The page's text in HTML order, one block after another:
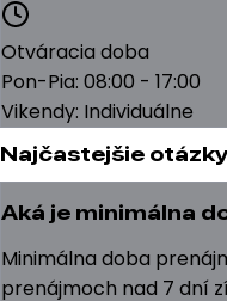
Otváracia doba
Pon-Pia: 08:00 - 17:00
Vikendy: Individuálne
Najčastejšie
Aká je minimálna
Minimálna doba
prenájmoch nad 7 dní